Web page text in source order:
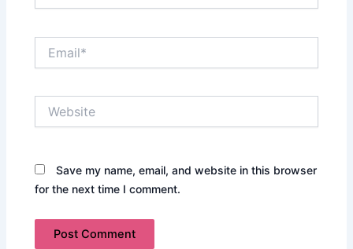
Save my name, email, and website in this browser
for the next time I comment.